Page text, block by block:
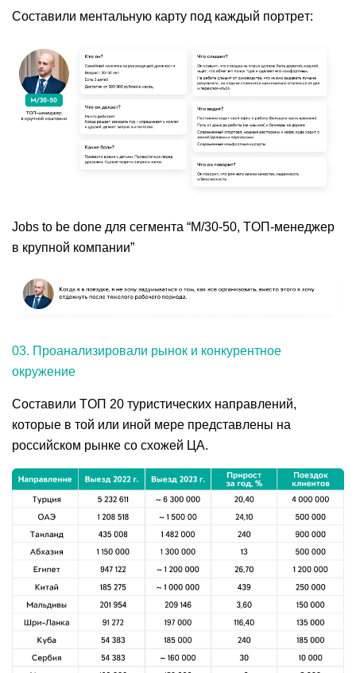
Составили ментальную карту под каждый портрет:
Jobs to be done для сегмента “М/30-50, ТОП-менеджер
в крупной компании”
03. Проанализировали рынок и конкурентное
окружение
Составили ТОП 20 туристических направлений,
которые в той или иной мере представлены на
российском рынке со схожей ЦА.